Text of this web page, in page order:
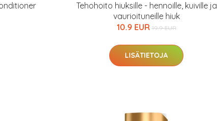
Tehohoito hiuksille - hennoille, kuiville ja
vaurioituneille hiuk
10.9 EUR 19.9 EUR
LISÄTIETOJA